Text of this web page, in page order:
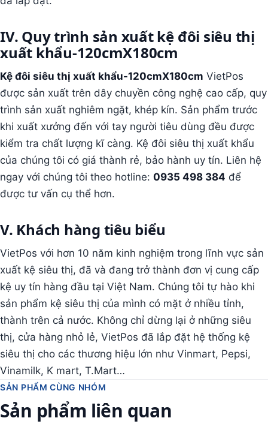
IV. Quy trình sản xuất kệ đôi siêu thị
xuất khẩu-120cmX180cm
Kệ đôi siêu thị xuất khẩu-120cmX180cm VietPos
được sản xuất trên dây chuyền công nghệ cao cấp, quy
trình sản xuất nghiêm ngặt, khép kín. Sản phẩm trước
khi xuất xưởng đến với tay người tiêu dùng đều được
kiểm tra chất lượng kĩ càng. Kệ đôi siêu thị xuất khẩu
của chúng tôi có giá thành rẻ, bảo hành uy tín. Liên hệ
ngay với chúng tôi theo hotline: 0935 498 384 để
được tư vấn cụ thể hơn.
V. Khách hàng tiêu biểu
VietPos với hơn 10 năm kinh nghiệm trong lĩnh vực sản
xuất kệ siêu thị, đã và đang trở thành đơn vị cung cấp
kệ uy tín hàng đầu tại Việt Nam. Chúng tôi tự hào khi
sản phẩm kệ siêu thị của mình có mặt ở nhiều tỉnh,
thành trên cả nước. Không chỉ dừng lại ở những siêu
thị, cửa hàng nhỏ lẻ, VietPos đã lắp đặt hệ thống kệ
siêu thị cho các thương hiệu lớn như Vinmart, Pepsi,
Vinamilk, K mart, T.Mart…
SẢN PHẨM CÙNG NHÓM
Sản phẩm liên quan